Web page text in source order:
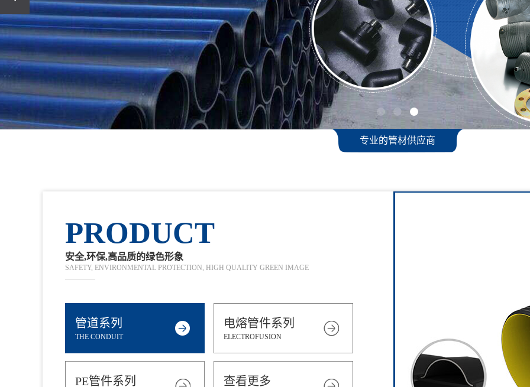
专业的管材供应商
PRODUCT
安全,环保,高品质的绿色形象
SAFETY, ENVIRONMENTAL PROTECTION, HIGH QUALITY GREEN IMAGE
管道系列
THE CONDUIT
电熔管件系列
ELECTROFUSION
PE管件系列 查看更多